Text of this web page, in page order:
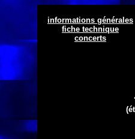
++++++
fiche technique
concerts